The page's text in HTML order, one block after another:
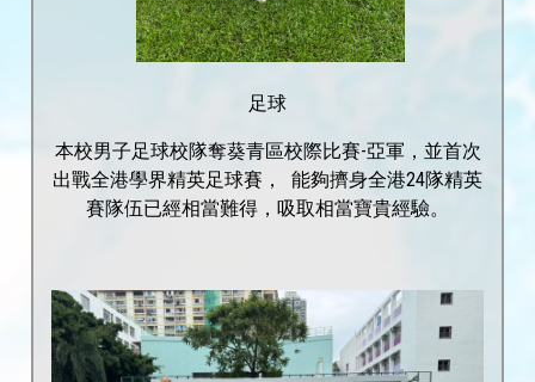
足球
本校男子足球校隊奪葵青區校際比賽-亞軍，並首次
出戰全港學界精英足球賽， 能夠擠身全港24隊精英
賽隊伍已經相當難得，吸取相當寶貴經驗。